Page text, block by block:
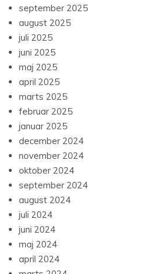
september 2025
august 2025
juli 2025
juni 2025
maj 2025
april 2025
marts 2025
februar 2025
januar 2025
december 2024
november 2024
oktober 2024
september 2024
august 2024
juli 2024
juni 2024
maj 2024
april 2024